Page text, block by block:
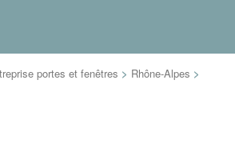
portes et fenêtres > Rhône-Alpes >